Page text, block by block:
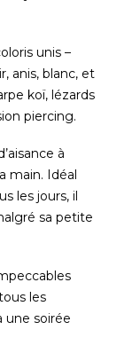
unis –
anis, blanc, et
koï, lézards
piercing.
à
main. Idéal
les jours, il
sa petite
les
une soirée